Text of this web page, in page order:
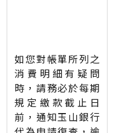
如您對帳單所列之
消費明細有疑問
時，請務必於每期
規定繳款截止日
前，通知玉山銀行